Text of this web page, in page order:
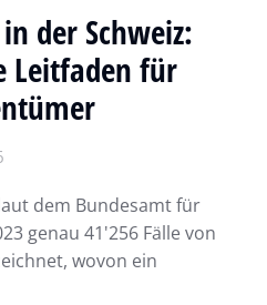
der Schweiz:
Leitfaden für
dem Bundesamt für
genau 41'256 Fälle von
wovon ein